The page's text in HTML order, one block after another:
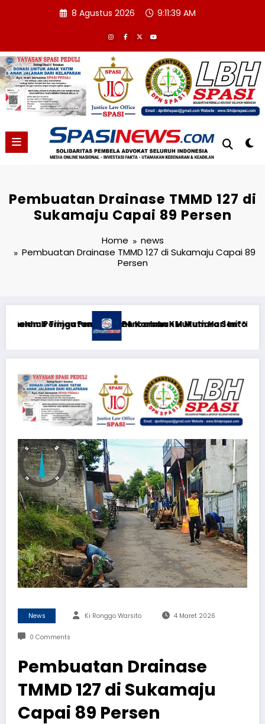
8 Agustus 2026 9:11:40 AM
Pembuatan Drainase TMMD 127 di
Sukamaju Capai 89 Persen
Home
news
Pembuatan Drainase TMMD 127 di Sukamaju Capai 89
Persen
Sentosa II di RS PHC Surabaya
Ini**Rabu, 5 Agustus 2026**KEWAJIBAN MEMBERI NAFKAH
RTP açıqlığı: Mostbet
News Ki Ronggo Warsito 4 Maret 2026
0 Comments
Pembuatan Drainase
TMMD 127 di Sukamaju
Capai 89 Persen